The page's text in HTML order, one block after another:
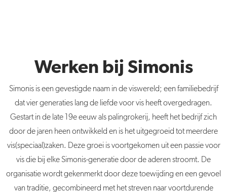
Werken bij Simonis
Simonis is een gevestigde naam in de viswereld; een familiebedrijf
dat vier generaties lang de liefde voor vis heeft overgedragen.
Gestart in de late 19e eeuw als palingrokerij, heeft het bedrijf zich
door de jaren heen ontwikkeld en is het uitgegroeid tot meerdere
vis(speciaal)zaken. Deze groei is voortgekomen uit een passie voor
vis die bij elke Simonis-generatie door de aderen stroomt. De
organisatie wordt gekenmerkt door deze toewijding en een gevoel
van traditie, gecombineerd met het streven naar voortdurende